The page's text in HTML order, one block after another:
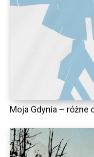
Moja Gdynia – różne